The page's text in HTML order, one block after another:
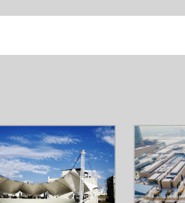
أن تصبح المركز الرئيسي
التصميم الحضري، العمران،
إذهب إلى هفت و هشت